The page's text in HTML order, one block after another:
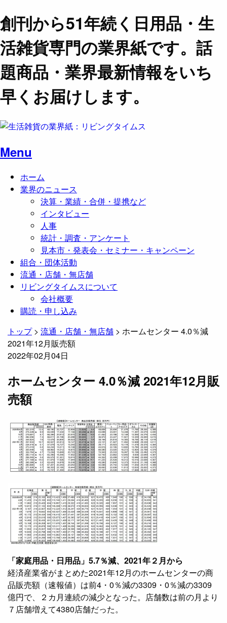
創刊から51年続く日用品・生
活雑貨専門の業界紙です。話
題商品・業界最新情報をいち
早くお届けします。
Menu
ホーム
業界のニュース
決算・業績・合併・提携など
インタビュー
人事
統計・調査・アンケート
見本市・発表会・セミナー・キャンペーン
組合・団体活動
流通・店舗・無店舗
リビングタイムスについて
会社概要
購読・申し込み
トップ> 流通・店舗・無店舗 > ホームセンター 4.0％減
2021年12月販売額
2022年02月04日
ホームセンター 4.0％減 2021年12月販
売額
「家庭用品・日用品」5.7％減、2021年２月から
経済産業省がまとめた2021年12月のホームセンターの商
品販売額（速報値）は前4・0％減の3309・0％減の3309
億円で、２カ月連続の減少となった。店舗数は前の月より
７店舗増えて4380店舗だった。